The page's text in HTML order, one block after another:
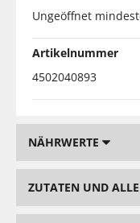
Ungeöffnet
Artikelnummer
4502040893
NÄHRWERTE
ZUTATEN UND